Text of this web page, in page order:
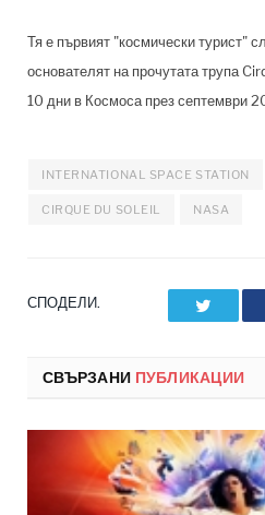
Тя е първият "космически турист"
основателят на прочутата трупа
10 дни в Космоса през септември
INTERNATIONAL SPACE STATION
CIRQUE DU SOLEIL NASA
СПОДЕЛИ.
СВЪРЗАНИ ПУБЛИКАЦИИ